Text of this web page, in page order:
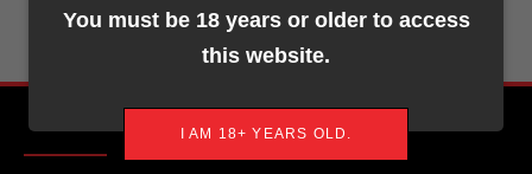
EPT Barcelona
You must be 18 years or older to access
this website.
I AM 18+ YEARS OLD.